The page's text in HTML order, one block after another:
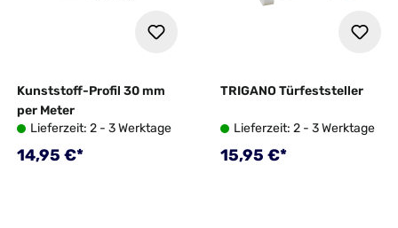
Kunststoff-Profil 30 mm
per Meter
Lieferzeit: 2 - 3 Werktage
Regulärer Preis:
14,95 €*
TRIGANO Türfeststeller
Lieferzeit: 2 - 3 Werktage
Regulärer Preis:
15,95 €*